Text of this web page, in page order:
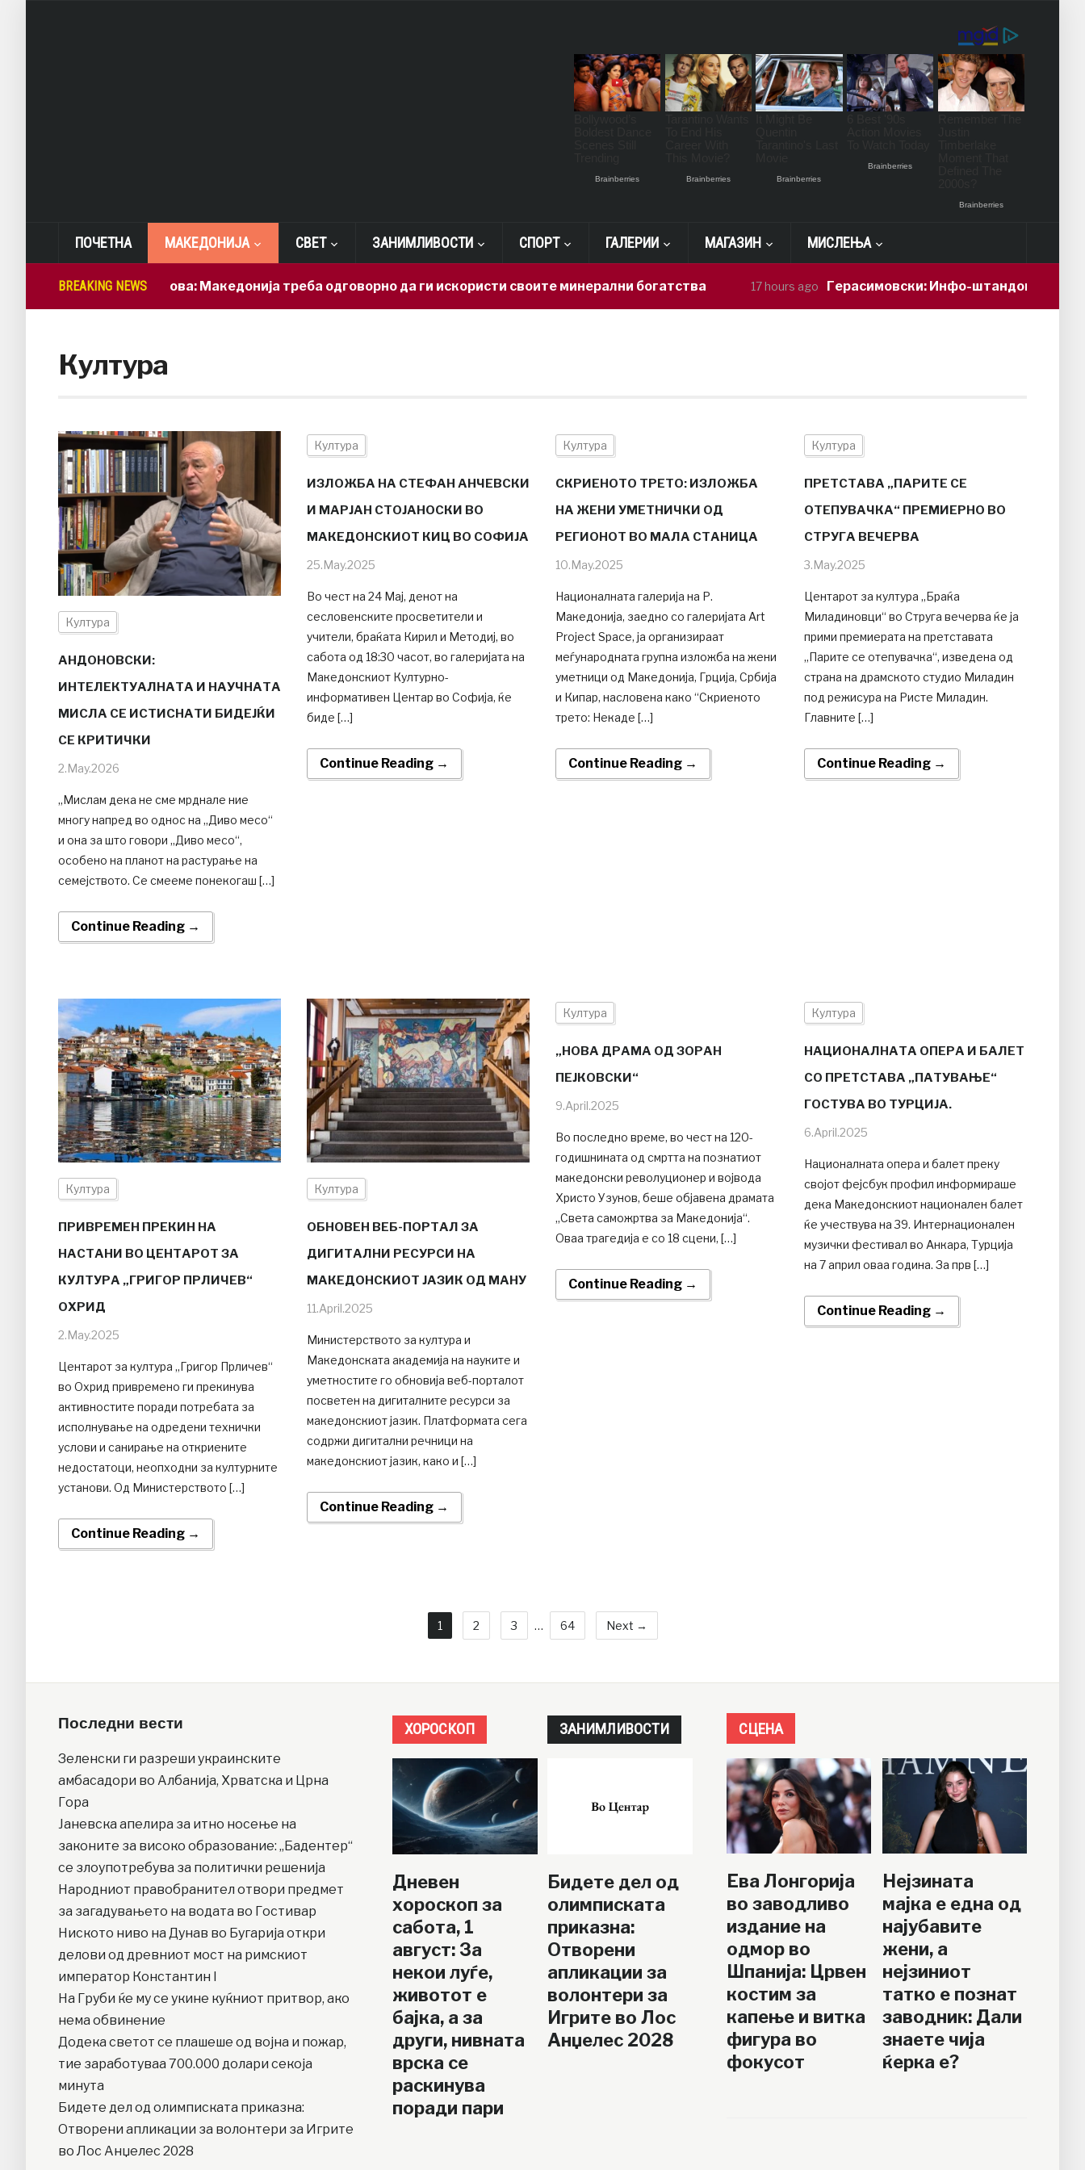
ПОЧЕТНА МАКЕДОНИЈА СВЕТ ЗАНИМЛИВОСТИ СПОРТ ГАЛЕРИИ МАГАЗИН МИСЛЕЊА
BREAKING NEWS
Лепиткова: Македонија треба одговорно да ги искористи своите минерални богатства 17 hours ago Герасимовски: Инфо-штандови и
Култура
Култура
АНДОНОВСКИ:
ИНТЕЛЕКТУАЛНАТА И НАУЧНАТА
МИСЛА СЕ ИСТИСНАТИ БИДЕЈЌИ
СЕ КРИТИЧКИ
2.May.2026
„Мислам дека не сме мрднале ние
многу напред во однос на „Диво месо“
и она за што говори „Диво месо“,
особено на планот на растурање на
семејството. Се смееме понекогаш […]
Continue Reading →
Култура
ИЗЛОЖБА НА СТЕФАН АНЧЕВСКИ
И МАРЈАН СТОЈАНОСКИ ВО
МАКЕДОНСКИОТ КИЦ ВО СОФИЈА
25.May.2025
Во чест на 24 Мај, денот на
сесловенските просветители и
учители, браќата Кирил и Методиј, во
сабота од 18:30 часот, во галеријата на
Македонскиот Културно-
информативен Центар во Софија, ќе
биде […]
Continue Reading →
Култура
СКРИЕНОТО ТРЕТО: ИЗЛОЖБА
НА ЖЕНИ УМЕТНИЧКИ ОД
РЕГИОНОТ ВО МАЛА СТАНИЦА
10.May.2025
Националната галерија на Р.
Македонија, заедно со галеријата Art
Project Space, ја организираат
меѓународната групна изложба на жени
уметници од Македонија, Грција, Србија
и Кипар, насловена како “Скриеното
трето: Некаде […]
Continue Reading →
Култура
ПРЕТСТАВА „ПАРИТЕ СЕ
ОТЕПУВАЧКА“ ПРЕМИЕРНО ВО
СТРУГА ВЕЧЕРВА
3.May.2025
Центарот за култура „Браќа
Миладиновци“ во Струга вечерва ќе ја
прими премиерата на претставата
„Парите се отепувачка“, изведена од
страна на драмското студио Миладин
под режисура на Ристе Миладин.
Главните […]
Continue Reading →
Култура
ПРИВРЕМЕН ПРЕКИН НА
НАСТАНИ ВО ЦЕНТАРОТ ЗА
КУЛТУРА „ГРИГОР ПРЛИЧЕВ“
ОХРИД
2.May.2025
Центарот за култура „Григор Прличев“
во Охрид привремено ги прекинува
активностите поради потребата за
исполнување на одредени технички
услови и санирање на откриените
недостатоци, неопходни за културните
установи. Од Министерството […]
Continue Reading →
Култура
ОБНОВЕН ВЕБ-ПОРТАЛ ЗА
ДИГИТАЛНИ РЕСУРСИ НА
МАКЕДОНСКИОТ ЈАЗИК ОД МАНУ
11.April.2025
Министерството за култура и
Македонската академија на науките и
уметностите го обновија веб-порталот
посветен на дигиталните ресурси за
македонскиот јазик. Платформата сега
содржи дигитални речници на
македонскиот јазик, како и […]
Continue Reading →
Култура
„НОВА ДРАМА ОД ЗОРАН
ПЕЈКОВСКИ“
9.April.2025
Во последно време, во чест на 120-
годишнината од смртта на познатиот
македонски револуционер и војвода
Христо Узунов, беше објавена драмата
„Света саможртва за Македонија“.
Оваа трагедија е со 18 сцени, […]
Continue Reading →
Култура
НАЦИОНАЛНАТА ОПЕРА И БАЛЕТ
СО ПРЕТСТАВА „ПАТУВАЊЕ“
ГОСТУВА ВО ТУРЦИЈА.
6.April.2025
Националната опера и балет преку
својот фејсбук профил информираше
дека Македонскиот национален балет
ќе учествува на 39. Интернационален
музички фестивал во Анкара, Турција
на 7 април оваа година. За прв […]
Continue Reading →
1 2 3 … 64 Next →
Последни вести
Зеленски ги разреши украинските
амбасадори во Албанија, Хрватска и Црна
Гора
Јаневска апелира за итно носење на
законите за високо образование: „Бадентер“
се злоупотребува за политички решенија
Народниот правобранител отвори предмет
за загадувањето на водата во Гостивар
Ниското ниво на Дунав во Бугарија откри
делови од древниот мост на римскиот
император Константин I
На Груби ќе му се укине куќниот притвор, ако
нема обвинение
Додека светот се плашеше од војна и пожар,
тие заработуваа 700.000 долари секоја
минута
Бидете дел од олимписката приказна:
Отворени апликации за волонтери за Игрите
во Лос Анџелес 2028
ХОРОСКОП
Дневен
хороскоп за
сабота, 1
август: За
некои луѓе,
животот е
бајка, а за
други, нивната
врска се
раскинува
поради пари
ЗАНИМЛИВОСТИ
Бидете дел од
олимписката
приказна:
Отворени
апликации за
волонтери за
Игрите во Лос
Анџелес 2028
СЦЕНА
Ева Лонгорија
во заводливо
издание на
одмор во
Шпанија: Црвен
костим за
капење и витка
фигура во
фокусот
Нејзината
мајка е една од
најубавите
жени, а
нејзиниот
татко е познат
заводник: Дали
знаете чија
ќерка е?